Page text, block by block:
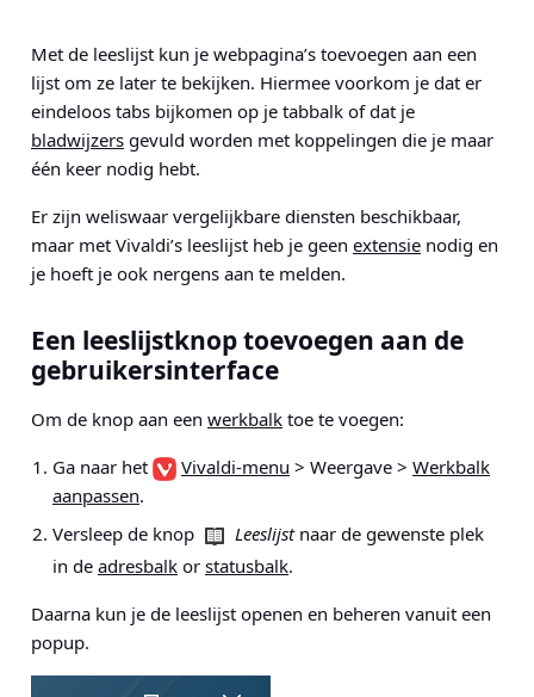
Met de leeslijst kun je webpagina’s toevoegen aan een
lijst om ze later te bekijken. Hiermee voorkom je dat er
eindeloos tabs bijkomen op je tabbalk of dat je
bladwijzers gevuld worden met koppelingen die je maar
één keer nodig hebt.
Er zijn weliswaar vergelijkbare diensten beschikbaar,
maar met Vivaldi’s leeslijst heb je geen extensie nodig en
je hoeft je ook nergens aan te melden.
Een leeslijstknop toevoegen aan de
gebruikersinterface
Om de knop aan een werkbalk toe te voegen:
Ga naar het
Vivaldi-menu > Weergave > Werkbalk
aanpassen.
Versleep de knop
Leeslijstnaar de gewenste plek
in de adresbalk or statusbalk.
Daarna kun je de leeslijst openen en beheren vanuit een
popup.